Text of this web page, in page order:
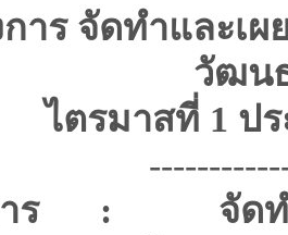
าร จัดทำและเ
วัฒน
ไตรมาสที่ 1 ป
าร : จัดทำแ